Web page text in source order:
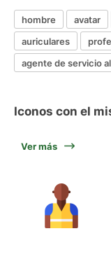
hombre avatar
auriculares
agente de servicio
Iconos con el
Ver más